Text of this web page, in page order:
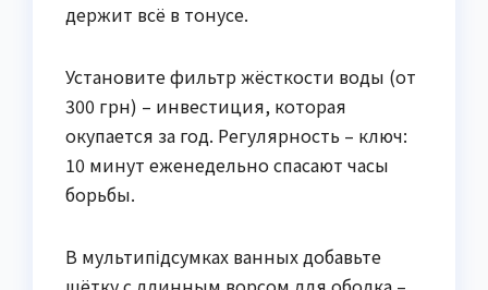
держит всё в тонусе.
Установите фильтр жёсткости воды (от
300 грн) – инвестиция, которая
окупается за год. Регулярность – ключ:
10 минут еженедельно спасают часы
борьбы.
В мультипідсумках ванных добавьте